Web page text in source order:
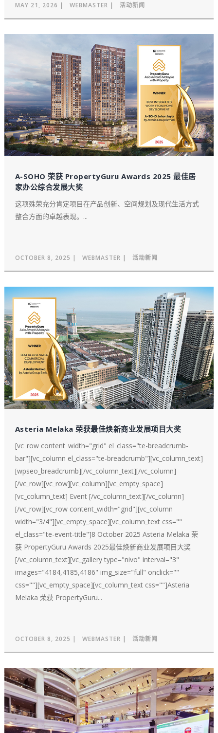
MAY 21, 2026 WEBMASTER 活动新闻
A-SOHO 荣获 PropertyGuru Awards 2025 最佳居
家办公综合发展大奖
这项殊荣充分肯定项目在产品创新、空间规划及现代生活方式
整合方面的卓越表现。...
OCTOBER 8, 2025 WEBMASTER 活动新闻
Asteria Melaka 荣获最佳焕新商业发展项目大奖
[vc_row content_width="grid" el_class="te-breadcrumb-
bar"][vc_column el_class="te-breadcrumb"][vc_column_text]
[wpseo_breadcrumb][/vc_column_text][/vc_column]
[/vc_row][vc_row][vc_column][vc_empty_space]
[vc_column_text] Event [/vc_column_text][/vc_column]
[/vc_row][vc_row content_width="grid"][vc_column
width="3/4"][vc_empty_space][vc_column_text css=""
el_class="te-event-title"]8 October 2025 Asteria Melaka 荣
获 PropertyGuru Awards 2025最佳焕新商业发展项目大奖
[/vc_column_text][vc_gallery type="nivo" interval="3"
images="4184,4185,4186" img_size="full" onclick=""
css=""][vc_empty_space][vc_column_text css=""]Asteria
Melaka 荣获 PropertyGuru...
OCTOBER 8, 2025 WEBMASTER 活动新闻